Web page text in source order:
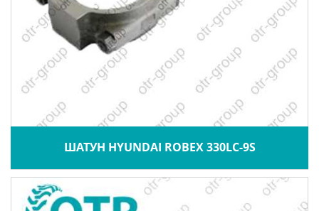
ШАТУН HYUNDAI ROBEX 330LC-9S